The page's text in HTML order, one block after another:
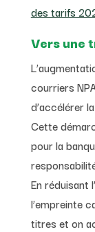
des tarifs
Vers une
courriers
d’accélérer
Cette
pour la
En réduisant
l’empreinte
titres et on